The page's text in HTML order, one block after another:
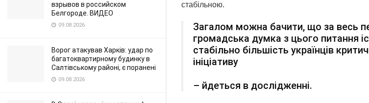
взрывов в российском
Белгороде. ВИДЕО
09.08.2026
Ворог атакував Харків: удар по
багатоквартирному будинку в
Салтівському районі, є поранені
09.08.2026
стабільною.
Загалом можна бачити, що за весь
громадська думка з цього питання
стабільно більшість українців
ініціативу
– йдеться в дослідженні.